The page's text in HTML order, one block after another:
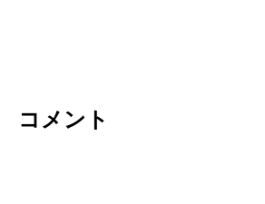
コメント